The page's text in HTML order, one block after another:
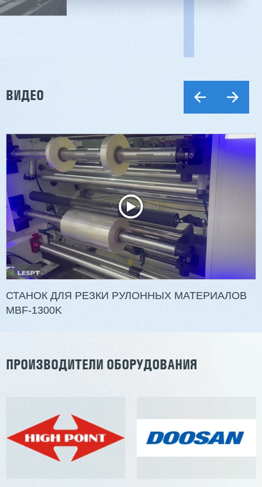
ВИДЕО
СТАНОК ДЛЯ РЕЗКИ РУЛОННЫХ МАТЕРИАЛОВ
MBF-1300K
ПРОИЗВОДИТЕЛИ ОБОРУДОВАНИЯ